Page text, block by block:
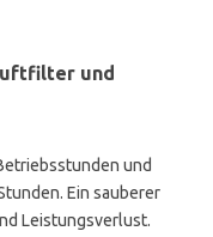
und
und
Ein sauberer
Leistungsverlust.